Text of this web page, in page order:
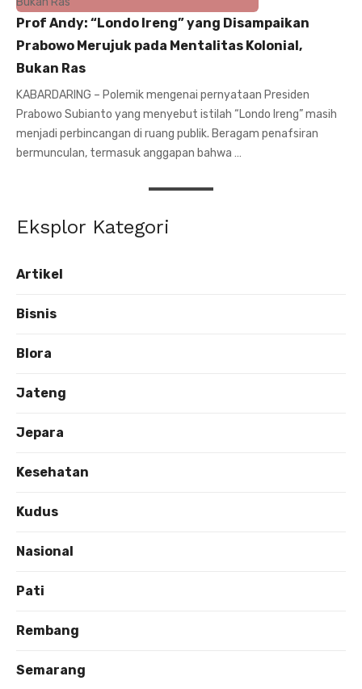
Prof Andy: “Londo Ireng” yang Disampaikan
Prabowo Merujuk pada Mentalitas Kolonial,
Bukan Ras
KABARDARING – Polemik mengenai pernyataan Presiden
Prabowo Subianto yang menyebut istilah “Londo Ireng” masih
menjadi perbincangan di ruang publik. Beragam penafsiran
bermunculan, termasuk anggapan bahwa …
Eksplor Kategori
Artikel
Bisnis
Blora
Jateng
Jepara
Kesehatan
Kudus
Nasional
Pati
Rembang
Semarang